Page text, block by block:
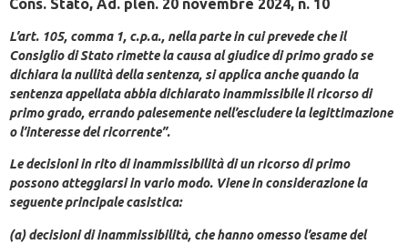
Cons. Stato, Ad. plen. 20 novembre 2024, n. 10
L’art. 105, comma 1, c.p.a., nella parte in cui prevede che il
Consiglio di Stato rimette la causa al giudice di primo grado se
dichiara la nullità della sentenza, si applica anche quando la
sentenza appellata abbia dichiarato inammissibile il ricorso di
primo grado, errando palesemente nell’escludere la legittimazione
o l’interesse del ricorrente”.
Le decisioni in rito di inammissibilità di un ricorso di primo
possono atteggiarsi in vario modo. Viene in considerazione la
seguente principale casistica:
(a) decisioni di inammissibilità, che hanno omesso l’esame del